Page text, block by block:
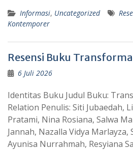
Informasi, Uncategorized
Kontemporer
Resensi Buku
6 Juli 2026
Identitas Buku Judul Buku:
Relation Penulis: Siti Jubaedah,
Pratami, Nina Rosiana, Salwa
Jannah, Nazalla Vidya Marlayza,
Ayunisa Nurrahmah, Resyiana